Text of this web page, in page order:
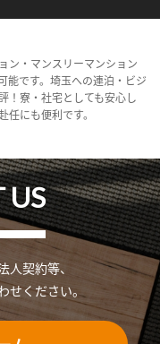
ン・マンスリーマンション
能です。埼玉への連泊・ビジ
！寮・社宅としても安心し
にも便利です。
US
契約等、
ください。